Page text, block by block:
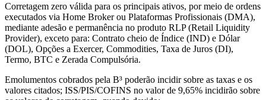
Corretagem zero válida para os principais ativos, por meio de ordens
executados via Home Broker ou Plataformas Profissionais (DMA),
mediante adesão e permanência no produto RLP (Retail Liquidity
Provider), exceto para: Contrato cheio de Índice (IND) e Dólar
(DOL), Opções a Exercer, Commodities, Taxa de Juros (DI),
Termo, BTC e Zerada Compulsória.
Emolumentos cobrados pela B³ poderão incidir sobre as taxas e os
valores citados; ISS/PIS/COFINS no valor de 9,65% incidirão sobre